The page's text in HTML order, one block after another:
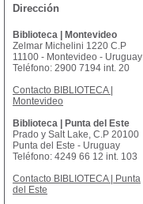
Dirección
Biblioteca | Montevideo
Zelmar Michelini 1220 C.P
11100 - Montevideo - Uruguay
Teléfono: 2900 7194 int. 20
Contacto BIBLIOTECA |
Montevideo
Biblioteca | Punta del Este
Prado y Salt Lake, C.P 20100
Punta del Este - Uruguay
Teléfono: 4249 66 12 int. 103
Contacto BIBLIOTECA | Punta
del Este